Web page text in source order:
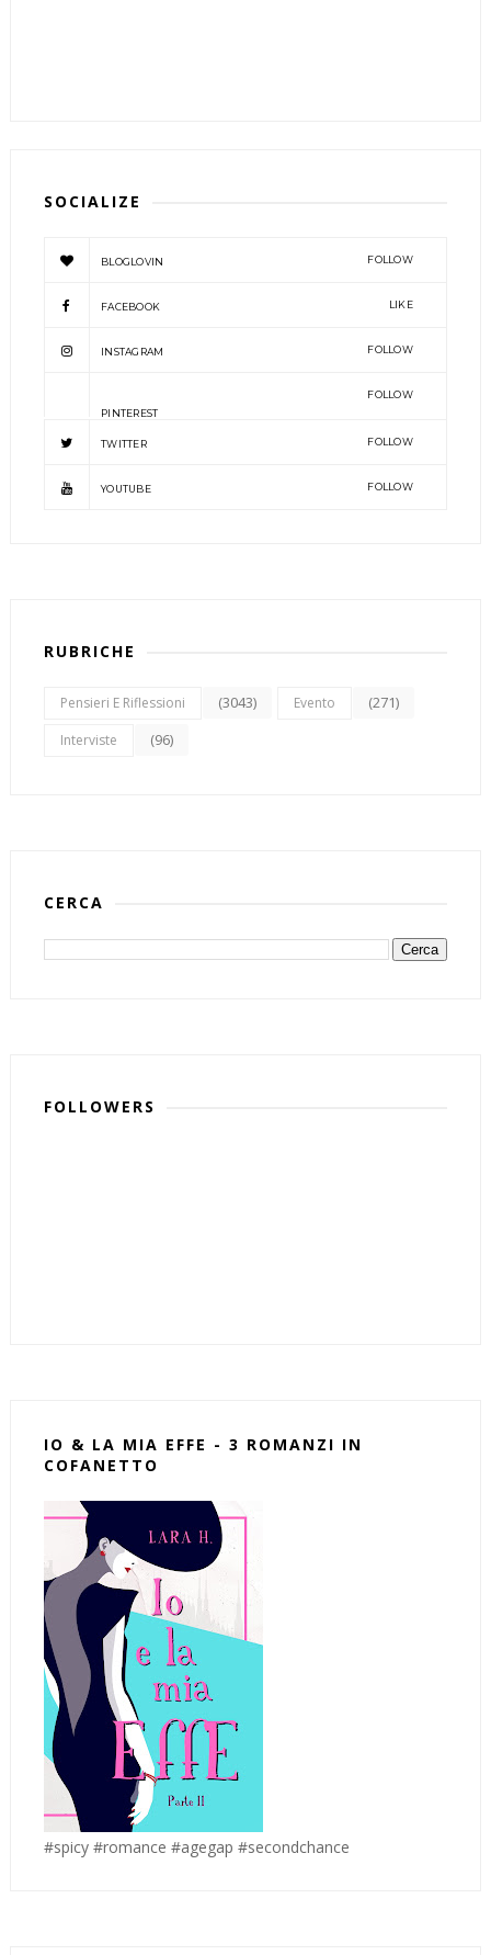
SOCIALIZE
BLOGLOVIN FOLLOW
FACEBOOK LIKE
INSTAGRAM FOLLOW
PINTEREST
FOLLOW
TWITTER FOLLOW
YOUTUBE FOLLOW
RUBRICHE
Pensieri E Riflessioni (3043) Evento (271)
Interviste (96)
CERCA
FOLLOWERS
IO & LA MIA EFFE - 3 ROMANZI IN
COFANETTO
#spicy #romance #agegap #secondchance